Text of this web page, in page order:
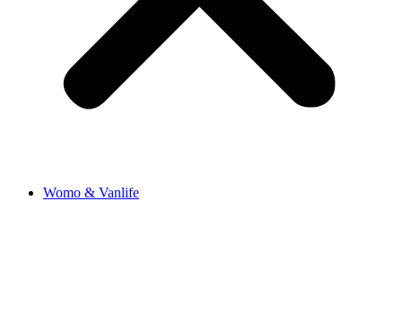
Womo & Vanlife